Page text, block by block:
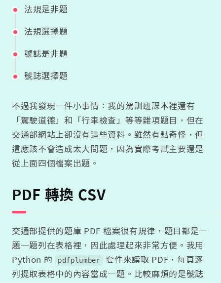
法規是非題
法規選擇題
號誌是非題
號誌選擇題
不過我發現一件小事情：我的駕訓班課本裡還有
「駕駛道德」和「行車檢查」等等雜項題目，但在
交通部網站上卻沒有這些資料。雖然有點奇怪，但
這應該不會造成太大問題，因為實際考試主要還是
從上面四個檔案出題。
PDF 轉換 CSV
交通部提供的題庫 PDF 檔案很有規律，題目都是一
題一題列在表格裡，因此處理起來非常方便。我用
Python 的
pdfplumber
套件來讀取 PDF，每頁逐
列提取表格中的內容當成一題。比較麻煩的是號誌